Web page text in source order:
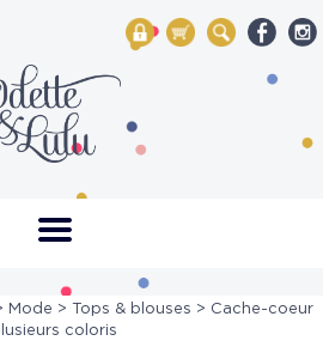
My Account
Mon panier
Rechercher
Mode > Tops & blouses > Cache-coeur
coloris